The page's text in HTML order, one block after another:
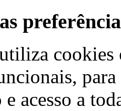
cookies
e acesso a